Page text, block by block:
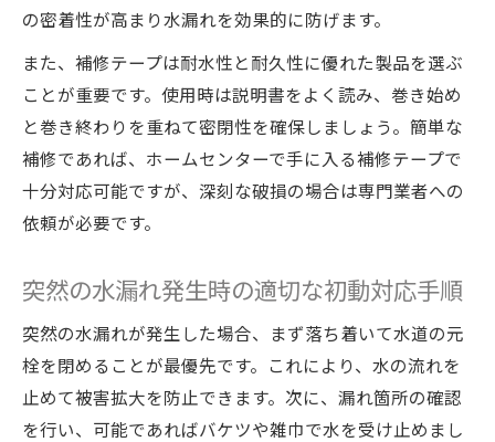
の密着性が高まり水漏れを効果的に防げます。
また、補修テープは耐水性と耐久性に優れた製品を選ぶ
ことが重要です。使用時は説明書をよく読み、巻き始め
と巻き終わりを重ねて密閉性を確保しましょう。簡単な
補修であれば、ホームセンターで手に入る補修テープで
十分対応可能ですが、深刻な破損の場合は専門業者への
依頼が必要です。
突然の水漏れ発生時の適切な初動対応手順
突然の水漏れが発生した場合、まず落ち着いて水道の元
栓を閉めることが最優先です。これにより、水の流れを
止めて被害拡大を防止できます。次に、漏れ箇所の確認
を行い、可能であればバケツや雑巾で水を受け止めまし